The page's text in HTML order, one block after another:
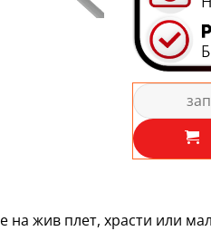
жив плет, храсти или